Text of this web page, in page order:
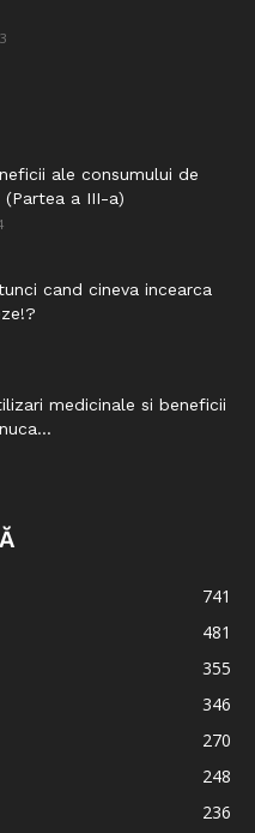
ale consumului de
(Partea a III-a)
cand cineva incearca
medicinale si beneficii
741
481
355
346
270
248
236